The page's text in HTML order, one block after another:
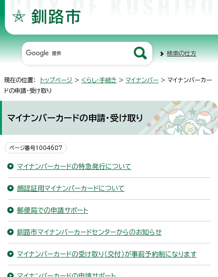
検索の仕方
現在の位置： トップページ > くらし・手続き > マイナンバー > マイナンバーカー
ドの申請・受け取り
マイナンバーカードの申請・受け取り
ページ番号1004687
マイナンバーカードの特急発行について
顔認証用マイナンバーカードについて
郵便局での申請サポート
釧路市マイナンバーカードセンターからのお知らせ
マイナンバーカードの受け取り（交付）が事前予約制になります